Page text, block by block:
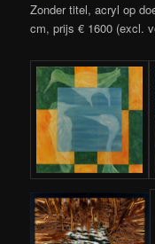
Zonder titel, acryl op
cm, prijs € 1600 (excl.